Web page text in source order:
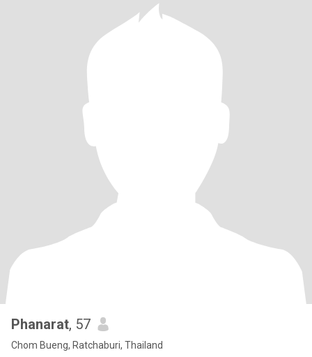
Phanarat, 57
Chom Bueng, Ratchaburi, Thailand